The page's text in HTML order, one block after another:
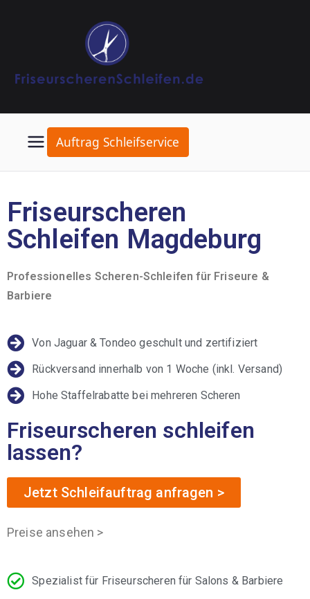
Auftrag Schleifservice
Friseurscheren
Schleifen Magdeburg
Professionelles Scheren-Schleifen für Friseure &
Barbiere
Von Jaguar & Tondeo geschult und zertifiziert
Rückversand innerhalb von 1 Woche (inkl. Versand)
Hohe Staffelrabatte bei mehreren Scheren
Friseurscheren schleifen
lassen?
Jetzt Schleifauftrag anfragen >
Preise ansehen >
Spezialist für Friseurscheren für Salons & Barbiere